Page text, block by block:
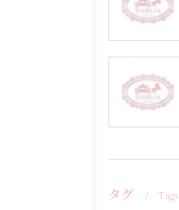
タグ Tags